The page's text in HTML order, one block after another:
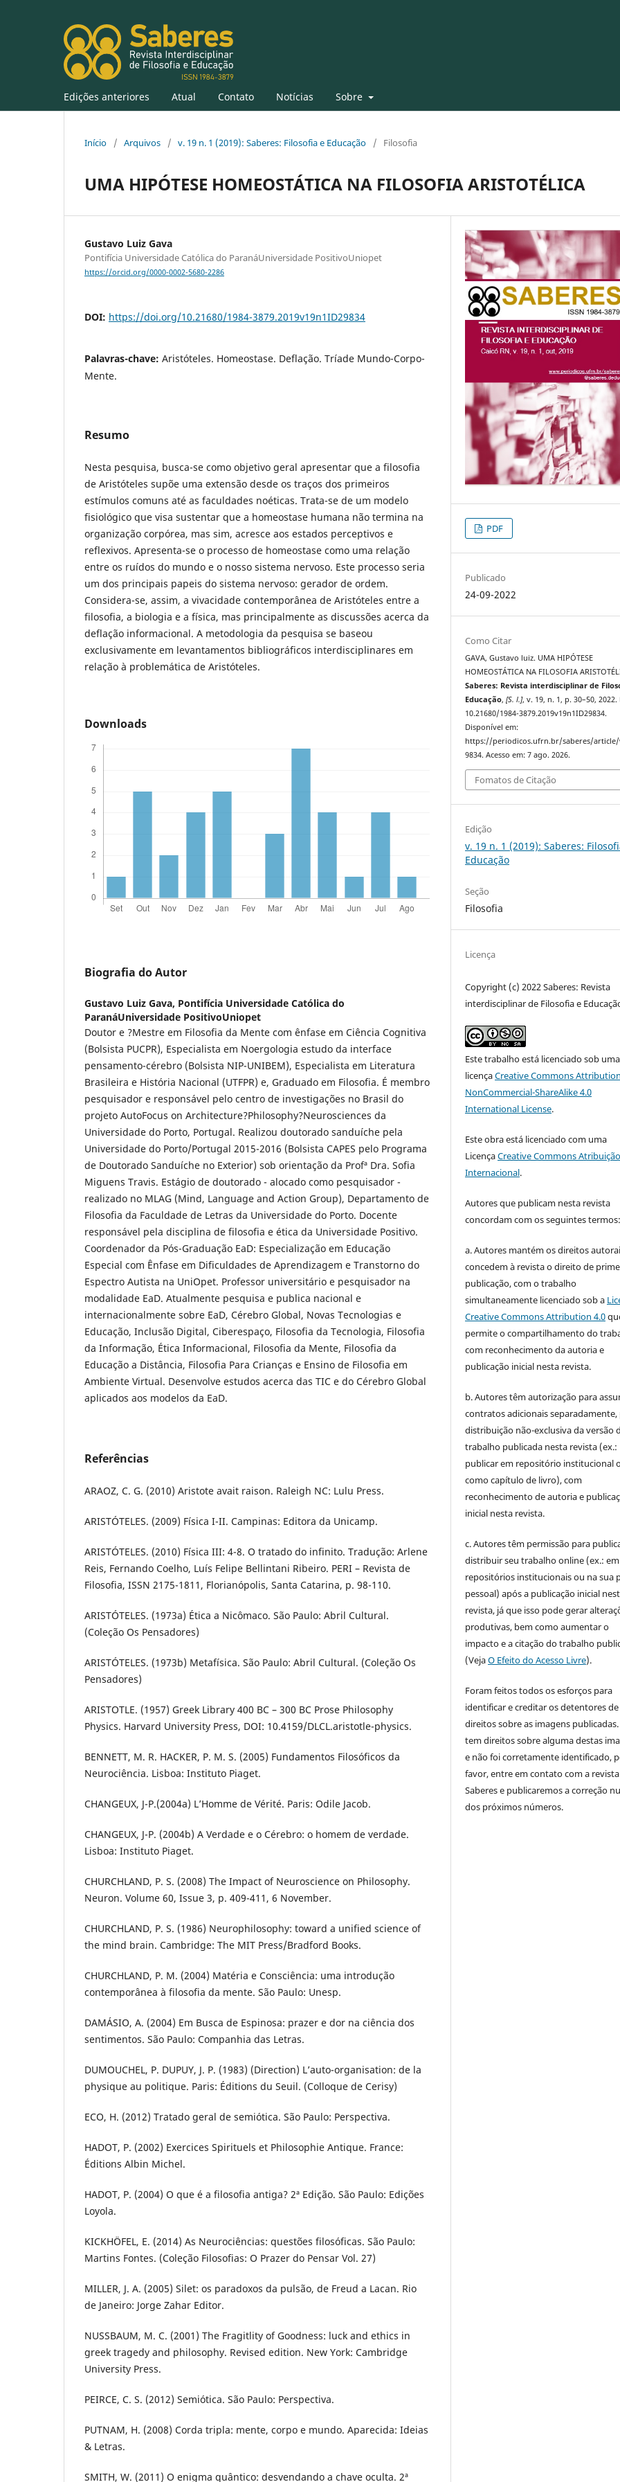
Edições anteriores Atual Contato Notícias Sobre
Início / Arquivos / v. 19 n. 1 (2019): Saberes: Filosofia e Educação / Filosofia
UMA HIPÓTESE HOMEOSTÁTICA NA FILOSOFIA ARISTOTÉLICA
Gustavo Luiz Gava
Pontifícia Universidade Católica do ParanáUniversidade PositivoUniopet
https://orcid.org/0000-0002-5680-2286
DOI: https://doi.org/10.21680/1984-3879.2019v19n1ID29834
Palavras-chave: Aristóteles. Homeostase. Deflação. Tríade Mundo-Corpo-
Mente.
Resumo
Nesta pesquisa, busca-se como objetivo geral apresentar que a filosofia
de Aristóteles supõe uma extensão desde os traços dos primeiros
estímulos comuns até as faculdades noéticas. Trata-se de um modelo
fisiológico que visa sustentar que a homeostase humana não termina na
organização corpórea, mas sim, acresce aos estados perceptivos e
reflexivos. Apresenta-se o processo de homeostase como uma relação
entre os ruídos do mundo e o nosso sistema nervoso. Este processo seria
um dos principais papeis do sistema nervoso: gerador de ordem.
Considera-se, assim, a vivacidade contemporânea de Aristóteles entre a
filosofia, a biologia e a física, mas principalmente as discussões acerca da
deflação informacional. A metodologia da pesquisa se baseou
exclusivamente em levantamentos bibliográficos interdisciplinares em
relação à problemática de Aristóteles.
Downloads
Biografia do Autor
Gustavo Luiz Gava, Pontifícia Universidade Católica do
ParanáUniversidade PositivoUniopet
Doutor e ?Mestre em Filosofia da Mente com ênfase em Ciência Cognitiva
(Bolsista PUCPR), Especialista em Noergologia estudo da interface
pensamento-cérebro (Bolsista NIP-UNIBEM), Especialista em Literatura
Brasileira e História Nacional (UTFPR) e, Graduado em Filosofia. É membro
pesquisador e responsável pelo centro de investigações no Brasil do
projeto AutoFocus on Architecture?Philosophy?Neurosciences da
Universidade do Porto, Portugal. Realizou doutorado sanduíche pela
Universidade do Porto/Portugal 2015-2016 (Bolsista CAPES pelo Programa
de Doutorado Sanduíche no Exterior) sob orientação da Profª Dra. Sofia
Miguens Travis. Estágio de doutorado - alocado como pesquisador -
realizado no MLAG (Mind, Language and Action Group), Departamento de
Filosofia da Faculdade de Letras da Universidade do Porto. Docente
responsável pela disciplina de filosofia e ética da Universidade Positivo.
Coordenador da Pós-Graduação EaD: Especialização em Educação
Especial com Ênfase em Dificuldades de Aprendizagem e Transtorno do
Espectro Autista na UniOpet. Professor universitário e pesquisador na
modalidade EaD. Atualmente pesquisa e publica nacional e
internacionalmente sobre EaD, Cérebro Global, Novas Tecnologias e
Educação, Inclusão Digital, Ciberespaço, Filosofia da Tecnologia, Filosofia
da Informação, Ética Informacional, Filosofia da Mente, Filosofia da
Educação a Distância, Filosofia Para Crianças e Ensino de Filosofia em
Ambiente Virtual. Desenvolve estudos acerca das TIC e do Cérebro Global
aplicados aos modelos da EaD.
Referências
ARAOZ, C. G. (2010) Aristote avait raison. Raleigh NC: Lulu Press.
ARISTÓTELES. (2009) Física I-II. Campinas: Editora da Unicamp.
ARISTÓTELES. (2010) Física III: 4-8. O tratado do infinito. Tradução: Arlene
Reis, Fernando Coelho, Luís Felipe Bellintani Ribeiro. PERI – Revista de
Filosofia, ISSN 2175-1811, Florianópolis, Santa Catarina, p. 98-110.
ARISTÓTELES. (1973a) Ética a Nicômaco. São Paulo: Abril Cultural.
(Coleção Os Pensadores)
ARISTÓTELES. (1973b) Metafísica. São Paulo: Abril Cultural. (Coleção Os
Pensadores)
ARISTOTLE. (1957) Greek Library 400 BC – 300 BC Prose Philosophy
Physics. Harvard University Press, DOI: 10.4159/DLCL.aristotle-physics.
BENNETT, M. R. HACKER, P. M. S. (2005) Fundamentos Filosóficos da
Neurociência. Lisboa: Instituto Piaget.
CHANGEUX, J-P.(2004a) L’Homme de Vérité. Paris: Odile Jacob.
CHANGEUX, J-P. (2004b) A Verdade e o Cérebro: o homem de verdade.
Lisboa: Instituto Piaget.
CHURCHLAND, P. S. (2008) The Impact of Neuroscience on Philosophy.
Neuron. Volume 60, Issue 3, p. 409-411, 6 November.
CHURCHLAND, P. S. (1986) Neurophilosophy: toward a unified science of
the mind brain. Cambridge: The MIT Press/Bradford Books.
CHURCHLAND, P. M. (2004) Matéria e Consciência: uma introdução
contemporânea à filosofia da mente. São Paulo: Unesp.
DAMÁSIO, A. (2004) Em Busca de Espinosa: prazer e dor na ciência dos
sentimentos. São Paulo: Companhia das Letras.
DUMOUCHEL, P. DUPUY, J. P. (1983) (Direction) L’auto-organisation: de la
physique au politique. Paris: Éditions du Seuil. (Colloque de Cerisy)
ECO, H. (2012) Tratado geral de semiótica. São Paulo: Perspectiva.
HADOT, P. (2002) Exercices Spirituels et Philosophie Antique. France:
Éditions Albin Michel.
HADOT, P. (2004) O que é a filosofia antiga? 2ª Edição. São Paulo: Edições
Loyola.
KICKHÖFEL, E. (2014) As Neurociências: questões filosóficas. São Paulo:
Martins Fontes. (Coleção Filosofias: O Prazer do Pensar Vol. 27)
MILLER, J. A. (2005) Silet: os paradoxos da pulsão, de Freud a Lacan. Rio
de Janeiro: Jorge Zahar Editor.
NUSSBAUM, M. C. (2001) The Fragitlity of Goodness: luck and ethics in
greek tragedy and philosophy. Revised edition. New York: Cambridge
University Press.
PEIRCE, C. S. (2012) Semiótica. São Paulo: Perspectiva.
PUTNAM, H. (2008) Corda tripla: mente, corpo e mundo. Aparecida: Ideias
& Letras.
SMITH, W. (2011) O enigma quântico: desvendando a chave oculta. 2ª
PDF
Publicado
24-09-2022
Como Citar
GAVA, Gustavo luiz. UMA HIPÓTESE
HOMEOSTÁTICA NA FILOSOFIA
Saberes: Revista interdisciplinar de
Educação,[S. l.], v. 19, n. 1, p. 30–50, 2022.
10.21680/1984-3879.2019v19n1ID29834.
Disponível em:
https://periodicos.ufrn.br/saberes/
9834. Acesso em: 7 ago. 2026.
Fomatos de Citação
Edição
v. 19 n. 1 (2019): Saberes:
Educação
Seção
Filosofia
Licença
Copyright (c) 2022 Saberes: Revista
interdisciplinar de Filosofia e
Este trabalho está licenciado sob uma
licençaCreative Commons
NonCommercial-ShareAlike 4.0
International License.
Este obra está licenciado com uma
LicençaCreative Commons
Internacional.
Autores que publicam nesta revista
concordam com os seguintes termos:
a. Autores mantém os direitos
concedem à revista o direito de
publicação, com o trabalho
simultaneamente licenciado sob a
Creative Commons Attribution 4.0
permite o compartilhamento do
com reconhecimento da autoria e
publicação inicial nesta revista.
b. Autores têm autorização para
contratos adicionais separadamente,
distribuição não-exclusiva da versão
trabalho publicada nesta revista (ex.:
publicar em repositório institucional
como capítulo de livro), com
reconhecimento de autoria e
inicial nesta revista.
c. Autores têm permissão para
distribuir seu trabalho online (ex.: em
repositórios institucionais ou na sua
pessoal) após a publicação inicial
revista, já que isso pode gerar
produtivas, bem como aumentar o
impacto e a citação do trabalho
(VejaO Efeito do Acesso Livre).
Foram feitos todos os esforços para
identificar e creditar os detentores de
direitos sobre as imagens publicadas.
tem direitos sobre alguma destas
e não foi corretamente identificado,
favor, entre em contato com a revista
Saberes e publicaremos a correção
dos próximos números.